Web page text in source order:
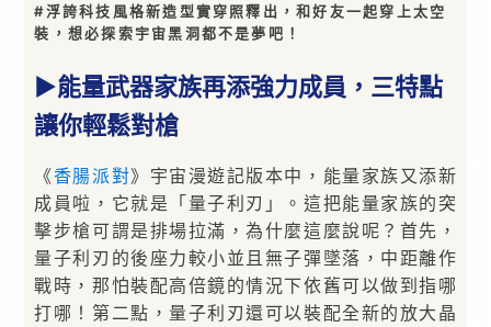
#浮誇科技風格新造型實穿照釋出，和好友一起穿上太空
裝，想必探索宇宙黑洞都不是夢吧！
▶能量武器家族再添強力成員，三特點
讓你輕鬆對槍
《香腸派對》宇宙漫遊記版本中，能量家族又添新
成員啦，它就是「量子利刃」。這把能量家族的突
擊步槍可謂是排場拉滿，為什麼這麼說呢？首先，
量子利刃的後座力較小並且無子彈墜落，中距離作
戰時，那怕裝配高倍鏡的情況下依舊可以做到指哪
打哪！第二點，量子利刃還可以裝配全新的放大晶